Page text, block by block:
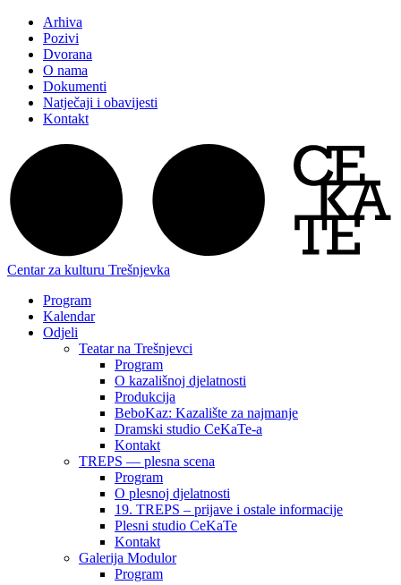
Arhiva
Pozivi
Dvorana
O nama
Dokumenti
Natječaji i obavijesti
Kontakt
Centar za kulturu Trešnjevka
Program
Kalendar
Odjeli
Teatar na Trešnjevci
Program
O kazališnoj djelatnosti
Produkcija
BeboKaz: Kazalište za najmanje
Dramski studio CeKaTe-a
Kontakt
TREPS — plesna scena
Program
O plesnoj djelatnosti
19. TREPS – prijave i ostale informacije
Plesni studio CeKaTe
Kontakt
Galerija Modulor
Program